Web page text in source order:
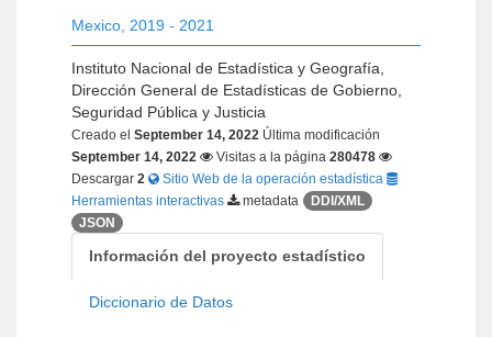
Mexico 2019 - 2021
Instituto Nacional de Estadística y Geografía,
Dirección General de Estadísticas de Gobierno,
Seguridad Pública y Justicia
Creado el September 14, 2022 Última modificación
September 14, 2022
Visitas a la página 280478
Descargar 2
Sitio Web de la operación estadística
Herramientas interactivas
metadata
DDI/XML
JSON
Información del proyecto estadístico
Diccionario de Datos